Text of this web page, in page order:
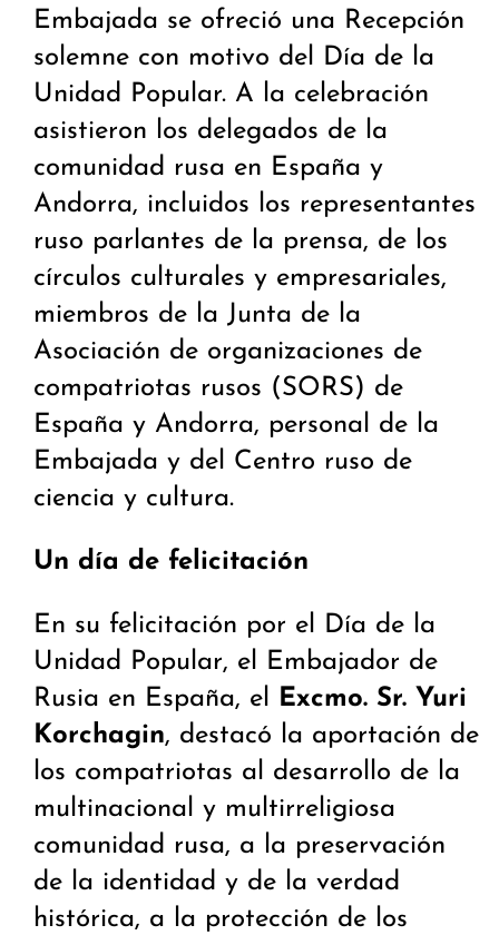
Embajada se ofreció una Recepción
solemne con motivo del Día de la
Unidad Popular. A la celebración
asistieron los delegados de la
comunidad rusa en España y
Andorra, incluidos los representantes
ruso parlantes de la prensa, de los
círculos culturales y empresariales,
miembros de la Junta de la
Asociación de organizaciones de
compatriotas rusos (SORS) de
España y Andorra, personal de la
Embajada y del Centro ruso de
ciencia y cultura.
Un día de felicitación
En su felicitación por el Día de la
Unidad Popular, el Embajador de
Rusia en España, el Excmo. Sr. Yuri
Korchagin, destacó la aportación de
los compatriotas al desarrollo de la
multinacional y multirreligiosa
comunidad rusa, a la preservación
de la identidad y de la verdad
histórica, a la protección de los